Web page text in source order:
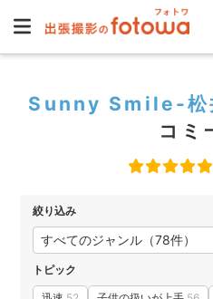
Sunny Smile-松
コミ
絞り込み
すべてのジャンル（78件）
トピック